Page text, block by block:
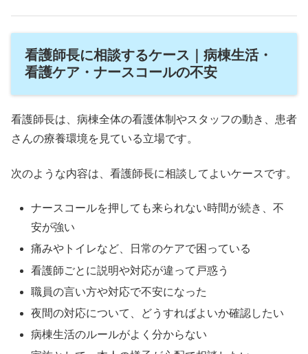
看護師長に相談するケース｜病棟生活・
看護ケア・ナースコールの不安
看護師長は、病棟全体の看護体制やスタッフの動き、患者
さんの療養環境を見ている立場です。
次のような内容は、看護師長に相談してよいケースです。
ナースコールを押しても来られない時間が続き、不
安が強い
痛みやトイレなど、日常のケアで困っている
看護師ごとに説明や対応が違って戸惑う
職員の言い方や対応で不安になった
夜間の対応について、どうすればよいか確認したい
病棟生活のルールがよく分からない